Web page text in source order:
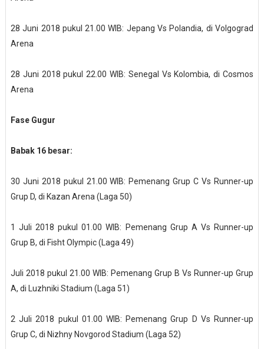
28 Juni 2018 pukul 21.00 WIB: Jepang Vs Polandia, di Volgograd
Arena
28 Juni 2018 pukul 22.00 WIB: Senegal Vs Kolombia, di Cosmos
Arena
Fase Gugur
Babak 16 besar:
30 Juni 2018 pukul 21.00 WIB: Pemenang Grup C Vs Runner-up
Grup D, di Kazan Arena (Laga 50)
1 Juli 2018 pukul 01.00 WIB: Pemenang Grup A Vs Runner-up
Grup B, di Fisht Olympic (Laga 49)
Juli 2018 pukul 21.00 WIB: Pemenang Grup B Vs Runner-up Grup
A, di Luzhniki Stadium (Laga 51)
2 Juli 2018 pukul 01.00 WIB: Pemenang Grup D Vs Runner-up
Grup C, di Nizhny Novgorod Stadium (Laga 52)